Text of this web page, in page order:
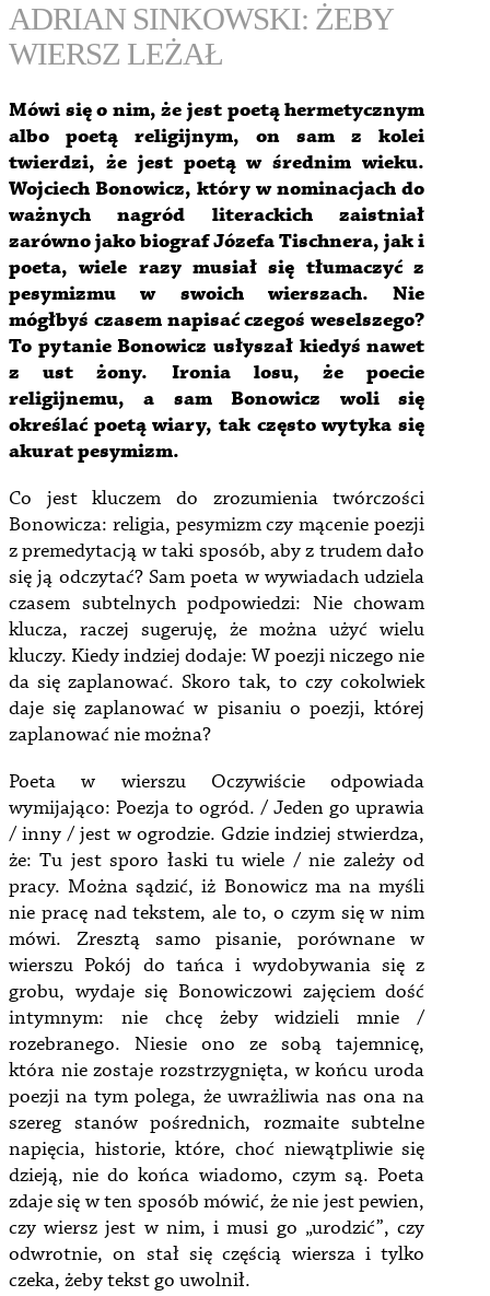
ADRIAN SINKOWSKI: ŻEBY
WIERSZ LEŻAŁ
Mówi się o nim, że jest poetą hermetycznym
albo poetą religijnym, on sam z kolei
twierdzi, że jest poetą w średnim wieku.
Wojciech Bonowicz, który w nominacjach do
ważnych nagród literackich zaistniał
zarówno jako biograf Józefa Tischnera, jak i
poeta, wiele razy musiał się tłumaczyć z
pesymizmu w swoich wierszach. Nie
mógłbyś czasem napisać czegoś weselszego?
To pytanie Bonowicz usłyszał kiedyś nawet
z ust żony. Ironia losu, że poecie
religijnemu, a sam Bonowicz woli się
określać poetą wiary, tak często wytyka się
akurat pesymizm.
Co jest kluczem do zrozumienia twórczości
Bonowicza: religia, pesymizm czy mącenie poezji
z premedytacją w taki sposób, aby z trudem dało
się ją odczytać? Sam poeta w wywiadach udziela
czasem subtelnych podpowiedzi: Nie chowam
klucza, raczej sugeruję, że można użyć wielu
kluczy. Kiedy indziej dodaje: W poezji niczego nie
da się zaplanować. Skoro tak, to czy cokolwiek
daje się zaplanować w pisaniu o poezji, której
zaplanować nie można?
Poeta w wierszu Oczywiście odpowiada
wymijająco: Poezja to ogród. / Jeden go uprawia
/ inny / jest w ogrodzie. Gdzie indziej stwierdza,
że: Tu jest sporo łaski tu wiele / nie zależy od
pracy. Można sądzić, iż Bonowicz ma na myśli
nie pracę nad tekstem, ale to, o czym się w nim
mówi. Zresztą samo pisanie, porównane w
wierszu Pokój do tańca i wydobywania się z
grobu, wydaje się Bonowiczowi zajęciem dość
intymnym: nie chcę żeby widzieli mnie /
rozebranego. Niesie ono ze sobą tajemnicę,
która nie zostaje rozstrzygnięta, w końcu uroda
poezji na tym polega, że uwrażliwia nas ona na
szereg stanów pośrednich, rozmaite subtelne
napięcia, historie, które, choć niewątpliwie się
dzieją, nie do końca wiadomo, czym są. Poeta
zdaje się w ten sposób mówić, że nie jest pewien,
czy wiersz jest w nim, i musi go „urodzić”, czy
odwrotnie, on stał się częścią wiersza i tylko
czeka, żeby tekst go uwolnił.